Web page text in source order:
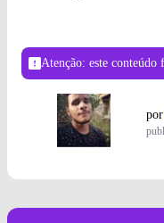
Atenção: este conteúdo
por